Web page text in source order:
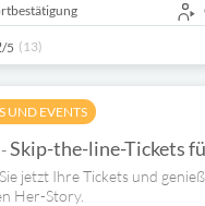
/5 (13)
UND EVENTS
Skip-the-line-Tickets
jetzt Ihre Tickets und
Her-Story.